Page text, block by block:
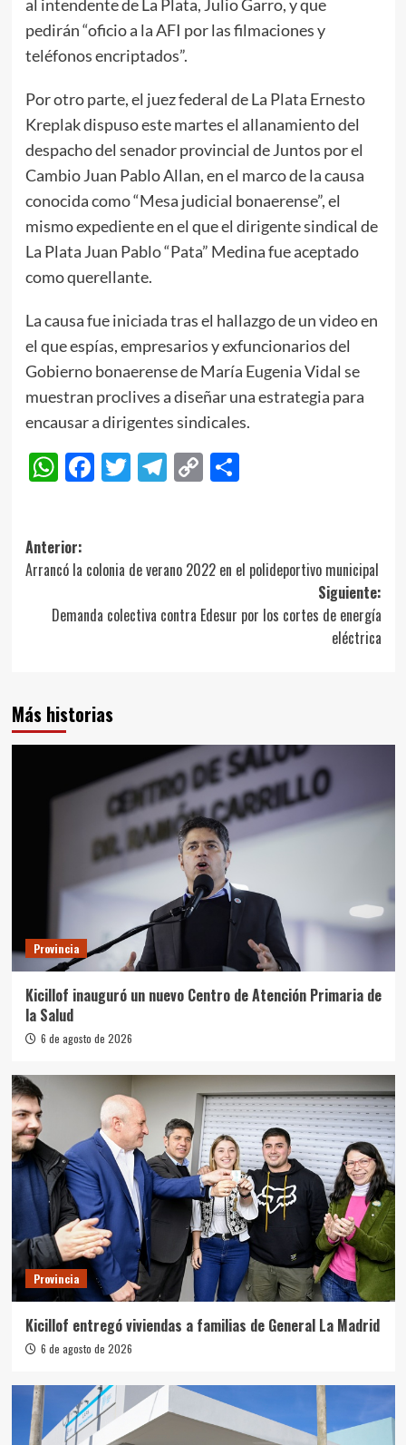
al intendente de La Plata, Julio Garro, y que
pedirán “oficio a la AFI por las filmaciones y
teléfonos encriptados”.
Por otro parte, el juez federal de La Plata Ernesto
Kreplak dispuso este martes el allanamiento del
despacho del senador provincial de Juntos por el
Cambio Juan Pablo Allan, en el marco de la causa
conocida como “Mesa judicial bonaerense”, el
mismo expediente en el que el dirigente sindical de
La Plata Juan Pablo “Pata” Medina fue aceptado
como querellante.
La causa fue iniciada tras el hallazgo de un video en
el que espías, empresarios y exfuncionarios del
Gobierno bonaerense de María Eugenia Vidal se
muestran proclives a diseñar una estrategia para
encausar a dirigentes sindicales.
WhatsApp
Facebook
Twitter
Telegram
CopyCompartir
Navegación
de
entradas
Anterior:
Arrancó la colonia de verano 2022 en el polideportivo municipal
Siguiente:
Demanda colectiva contra Edesur por los cortes de energía
eléctrica
Más historias
Provincia
Kicillof inauguró un nuevo Centro de Atención Primaria de
la Salud
6 de agosto de 2026
Provincia
Kicillof entregó viviendas a familias de General La Madrid
6 de agosto de 2026